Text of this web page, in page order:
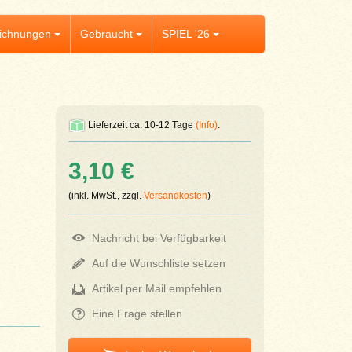
Gebraucht SPIEL '26
Lieferzeit ca. 10-12 Tage (Info).
3,10 €
(inkl. MwSt., zzgl. Versandkosten)
Nachricht bei Verfügbarkeit
Auf die Wunschliste setzen
Artikel per Mail empfehlen
Eine Frage stellen